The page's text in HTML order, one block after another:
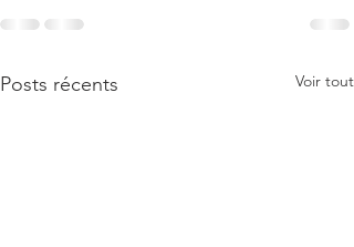
Posts récents Voir tout